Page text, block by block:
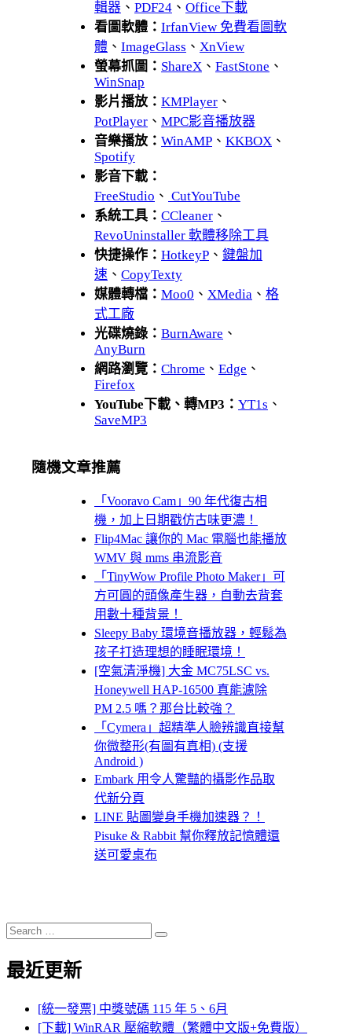
輯器 、 PDF24 、 Office下載
看圖軟體： IrfanView 免費看圖軟
體 、 ImageGlass 、 XnView
螢幕抓圖： ShareX 、 FastStone 、
WinSnap
影片播放： KMPlayer 、
PotPlayer 、 MPC影音播放器
音樂播放： WinAMP 、 KKBOX 、
Spotify
影音下載：
FreeStudio 、 CutYouTube
系統工具： CCleaner 、
RevoUninstaller 軟體移除工具
快捷操作： HotkeyP 、 鍵盤加
速 、 CopyTexty
媒體轉檔： Moo0 、 XMedia 、 格
式工廠
光碟燒錄： BurnAware 、
AnyBurn
網路瀏覽： Chrome 、 Edge 、
Firefox
YouTube下載、轉MP3： YT1s 、
SaveMP3
隨機文章推薦
「Vooravo Cam」90 年代復古相
機，加上日期戳仿古味更濃！
Flip4Mac 讓你的 Mac 電腦也能播放
WMV 與 mms 串流影音
「TinyWow Profile Photo Maker」可
方可圓的頭像產生器，自動去背套
用數十種背景！
Sleepy Baby 環境音播放器，輕鬆為
孩子打造理想的睡眠環境！
[空氣清淨機] 大金 MC75LSC vs.
Honeywell HAP-16500 真能濾除
PM 2.5 嗎？那台比較強？
「Cymera」超精準人臉辨識直接幫
你微整形(有圖有真相) (支援
Android )
Embark 用令人驚豔的攝影作品取
代新分頁
LINE 貼圖變身手機加速器？！
Pisuke & Rabbit 幫你釋放記憶體還
送可愛桌布
Search
for:
Search
最近更新
[統一發票] 中獎號碼 115 年 5、6月
[下載] WinRAR 壓縮軟體（繁體中文版+免費版）